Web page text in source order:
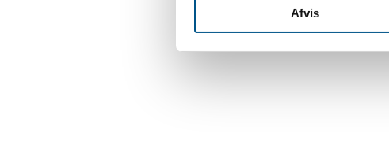
Afvis